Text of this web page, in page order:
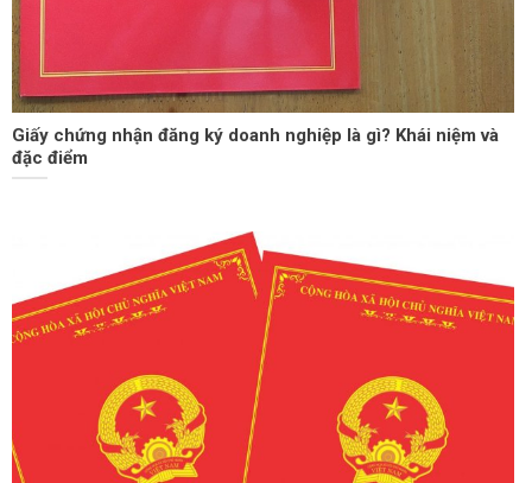
Giấy chứng nhận đăng ký doanh nghiệp là gì? Khái niệm và
đặc điểm